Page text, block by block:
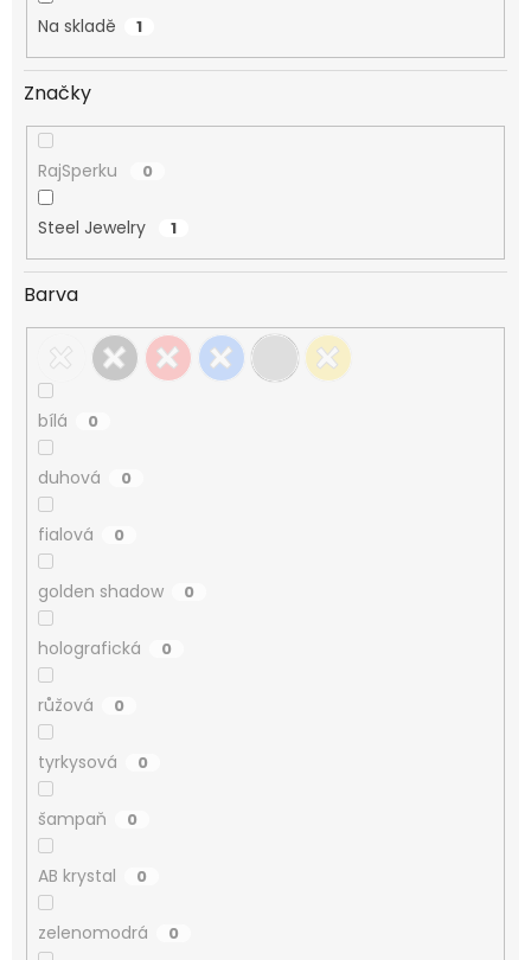
Na skladě 1
Značky
RajSperku 0
Steel Jewelry 1
Barva
bílá 0
duhová 0
fialová 0
golden shadow 0
holografická 0
růžová 0
tyrkysová 0
šampaň 0
AB krystal 0
zelenomodrá 0